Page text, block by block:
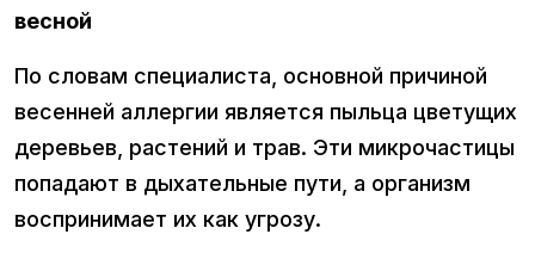
весной
По словам специалиста, основной причиной
весенней аллергии является пыльца цветущих
деревьев, растений и трав. Эти микрочастицы
попадают в дыхательные пути, а организм
воспринимает их как угрозу.